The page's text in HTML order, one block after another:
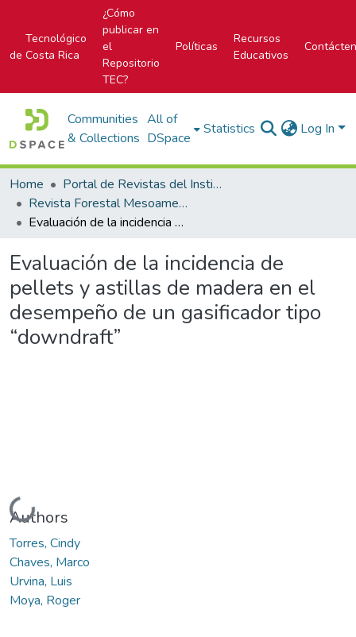
Tecnológico
de Costa Rica
¿Cómo
publicar en
el
Repositorio
TEC?
Políticas
Recursos
Educativos
Communities
& Collections
All of
DSpace
Statistics Log In
Home
Portal de Revistas del Instituto Tecnológico de Costa Rica
Revista Forestal Mesoamericana Kurú
Evaluación de la incidencia de pellets y astillas de madera en el desempeño de un gasificador tipo “downdraft”
Evaluación de la incidencia de
pellets y astillas de madera en el
desempeño de un gasificador tipo
“downdraft”
Loading...
Authors
Torres, Cindy
Chaves, Marco
Urvina, Luis
Moya, Roger